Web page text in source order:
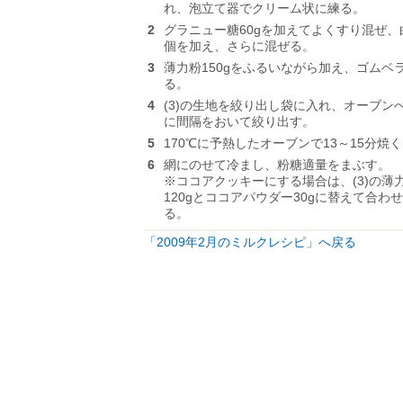
れ、泡立て器でクリーム状に練る。
2
グラニュー糖60gを加えてよくすり混ぜ
個を加え、さらに混ぜる。
3
薄力粉150gをふるいながら加え、ゴムベ
る。
4
(3)の生地を絞り出し袋に入れ、オーブン
に間隔をおいて絞り出す。
5
170℃に予熱したオーブンで13～15分焼
6
網にのせて冷まし、粉糖適量をまぶす。
※ココアクッキーにする場合は、(3)の薄
120gとココアパウダー30gに替えて合わ
る。
「2009年2月のミルクレシピ」へ戻る